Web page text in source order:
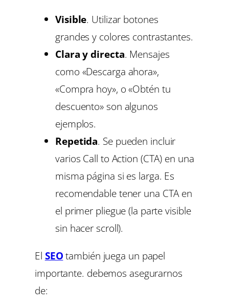
Visible. Utilizar botones
grandes y colores contrastantes.
Clara y directa. Mensajes
como «Descarga ahora»,
«Compra hoy», o «Obtén tu
descuento» son algunos
ejemplos.
Repetida. Se pueden incluir
varios Call to Action (CTA) en una
misma página si es larga. Es
recomendable tener una CTA en
el primer pliegue (la parte visible
sin hacer scroll).
El SEOtambién juega un papel
importante. debemos asegurarnos
de: